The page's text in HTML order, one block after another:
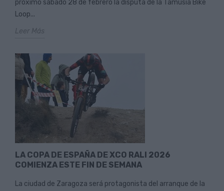
próximo sábado 28 de febrero la disputa de la Tamusia Bike
Loop...
Leer Más
LA COPA DE ESPAÑA DE XCO RALI 2026
COMIENZA ESTE FIN DE SEMANA
La ciudad de Zaragoza será protagonista del arranque de la